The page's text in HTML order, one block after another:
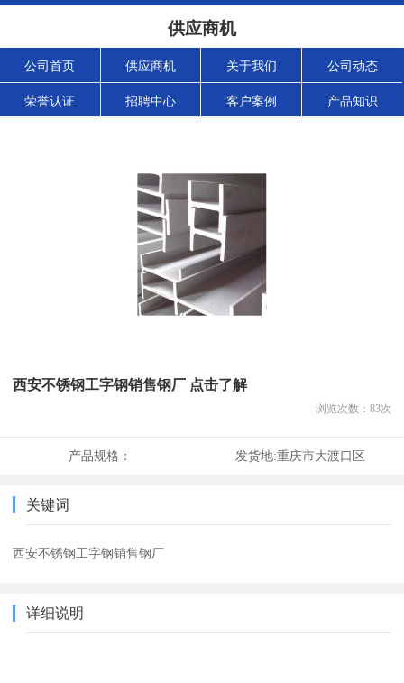
供应商机
公司首页 供应商机 关于我们 公司动态
荣誉认证 招聘中心 客户案例 产品知识
西安不锈钢工字钢销售钢厂 点击了解
浏览次数： 83次
产品规格： 发货地:重庆市大渡口区
关键词
西安不锈钢工字钢销售钢厂
详细说明